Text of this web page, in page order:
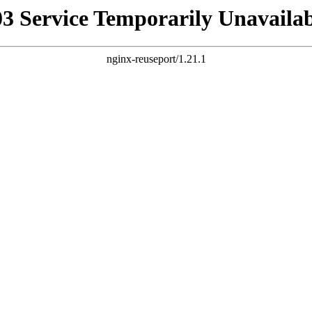
Service Temporarily
nginx-reuseport/1.21.1